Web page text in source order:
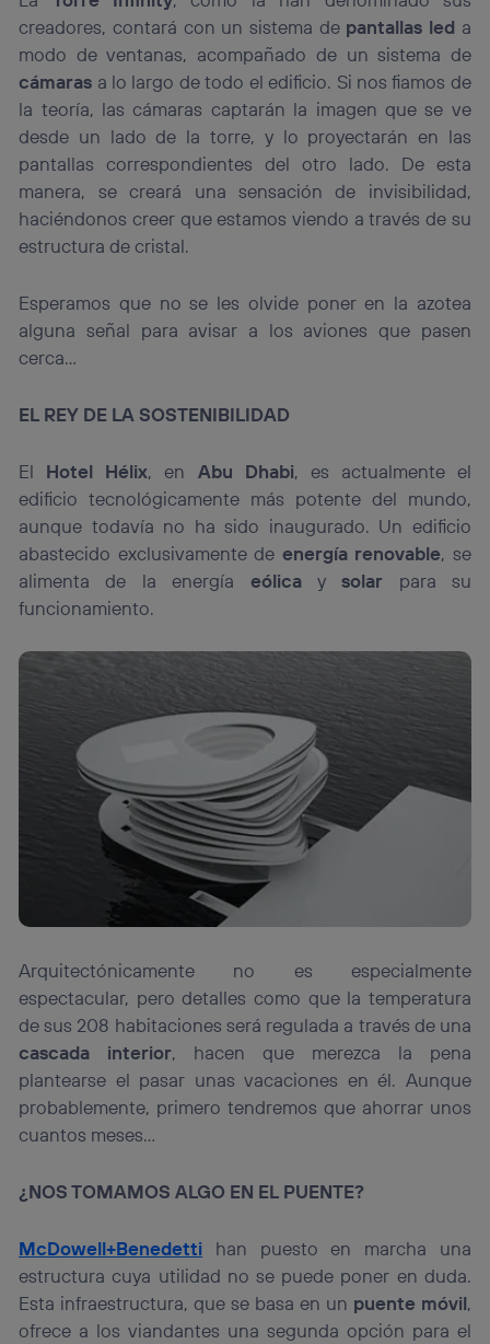
creadores, contará con un sistema de pantallas led a
modo de ventanas, acompañado de un sistema de
cámaras a lo largo de todo el edificio. Si nos fiamos de
la teoría, las cámaras captarán la imagen que se ve
desde un lado de la torre, y lo proyectarán en las
pantallas correspondientes del otro lado. De esta
manera, se creará una sensación de invisibilidad,
haciéndonos creer que estamos viendo a través de su
estructura de cristal.
Esperamos que no se les olvide poner en la azotea
alguna señal para avisar a los aviones que pasen
cerca…
EL REY DE LA SOSTENIBILIDAD
El Hotel Hélix, en Abu Dhabi, es actualmente el
edificio tecnológicamente más potente del mundo,
aunque todavía no ha sido inaugurado. Un edificio
abastecido exclusivamente de energía renovable, se
alimenta de la energía eólicaysolar para su
funcionamiento.
Arquitectónicamente no es especialmente
espectacular, pero detalles como que la temperatura
de sus 208 habitaciones será regulada a través de una
cascada interior, hacen que merezca la pena
plantearse el pasar unas vacaciones en él. Aunque
probablemente, primero tendremos que ahorrar unos
cuantos meses…
¿NOS TOMAMOS ALGO EN EL PUENTE?
McDowell+Benedetti han puesto en marcha una
estructura cuya utilidad no se puede poner en duda.
Esta infraestructura, que se basa en un puente móvil,
ofrece a los viandantes una segunda opción para el